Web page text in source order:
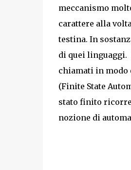
meccanismo
carattere alla
testina. In
di quei linguaggi.
chiamati in modo
(Finite State
stato finito
nozione di